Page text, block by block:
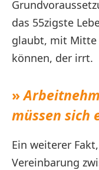
das 55zigste
glaubt, mit Mitte
können, der irrt.
»
müssen sich
Ein weiterer
Vereinbarung